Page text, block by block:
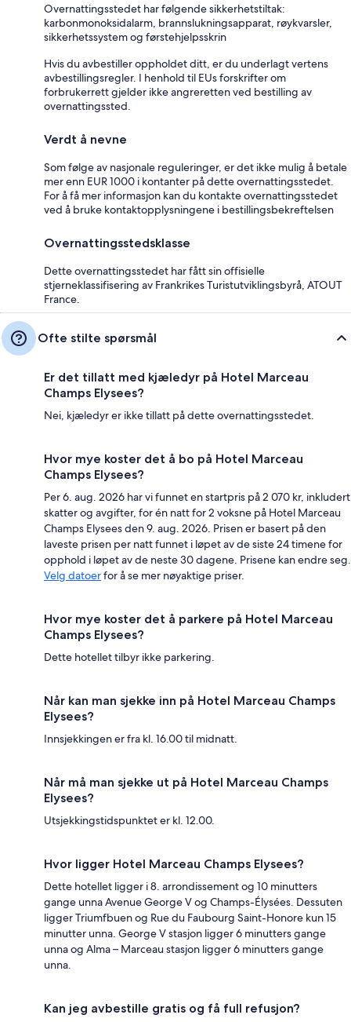
Overnattingsstedet har følgende sikkerhetstiltak:
karbonmonoksidalarm, brannslukningsapparat, røykvarsler,
sikkerhetssystem og førstehjelpsskrin
Hvis du avbestiller oppholdet ditt, er du underlagt vertens
avbestillingsregler. I henhold til EUs forskrifter om
forbrukerrett gjelder ikke angreretten ved bestilling av
overnattingssted.
Verdt å nevne
Som følge av nasjonale reguleringer, er det ikke mulig å betale
mer enn EUR 1000 i kontanter på dette overnattingsstedet.
For å få mer informasjon kan du kontakte overnattingsstedet
ved å bruke kontaktopplysningene i bestillingsbekreftelsen
Overnattingsstedsklasse
Dette overnattingsstedet har fått sin offisielle
stjerneklassifisering av Frankrikes Turistutviklingsbyrå, ATOUT
France.
Ofte stilte spørsmål
Er det tillatt med kjæledyr på Hotel Marceau
Champs Elysees?
Nei, kjæledyr er ikke tillatt på dette overnattingsstedet.
Hvor mye koster det å bo på Hotel Marceau
Champs Elysees?
Per 6. aug. 2026 har vi funnet en startpris på 2 070 kr, inkludert
skatter og avgifter, for én natt for 2 voksne på Hotel Marceau
Champs Elysees den 9. aug. 2026. Prisen er basert på den
laveste prisen per natt funnet i løpet av de siste 24 timene for
opphold i løpet av de neste 30 dagene. Prisene kan endre seg.
Velg datoerfor å se mer nøyaktige priser.
Hvor mye koster det å parkere på Hotel Marceau
Champs Elysees?
Dette hotellet tilbyr ikke parkering.
Når kan man sjekke inn på Hotel Marceau Champs
Elysees?
Innsjekkingen er fra kl. 16.00 til midnatt.
Når må man sjekke ut på Hotel Marceau Champs
Elysees?
Utsjekkingstidspunktet er kl. 12.00.
Hvor ligger Hotel Marceau Champs Elysees?
Dette hotellet ligger i 8. arrondissement og 10 minutters
gange unna Avenue George V og Champs-Élysées. Dessuten
ligger Triumfbuen og Rue du Faubourg Saint-Honore kun 15
minutter unna. George V stasjon ligger 6 minutters gange
unna og Alma – Marceau stasjon ligger 6 minutters gange
unna.
Kan jeg avbestille gratis og få full refusjon?